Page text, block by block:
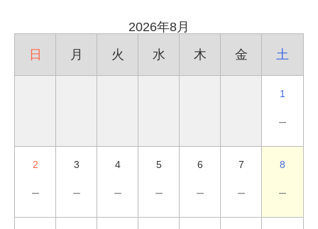
2026年8月
日
月 火 水 木 金 土
1
－
2
－
3
－
4
－
5
－
6
－
7
－
8
－